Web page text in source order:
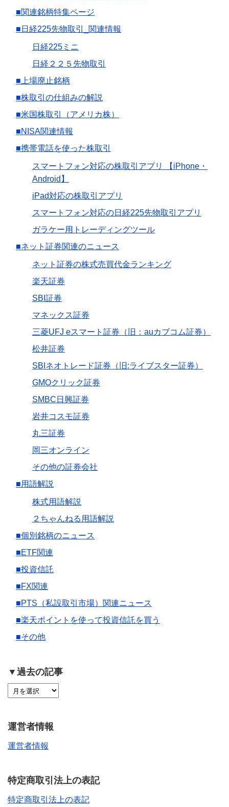
■関連銘柄特集ページ
■日経225先物取引_関連情報
日経225ミニ
日経２２５先物取引
■上場廃止銘柄
■株取引の仕組みの解説
■米国株取引（アメリカ株）
■NISA関連情報
■携帯電話を使った株取引
スマートフォン対応の株取引アプリ 【iPhone・
Android】
iPad対応の株取引アプリ
スマートフォン対応の日経225先物取引アプリ
ガラケー用トレーディングツール
■ネット証券関連のニュース
ネット証券の株式売買代金ランキング
楽天証券
SBI証券
マネックス証券
三菱UFJ eスマート証券（旧：auカブコム証券）
松井証券
SBIネオトレード証券（旧:ライブスター証券）
GMOクリック証券
SMBC日興証券
岩井コスモ証券
丸三証券
岡三オンライン
その他の証券会社
■用語解説
株式用語解説
２ちゃんねる用語解説
■個別銘柄のニュース
■ETF関連
■投資信託
■FX関連
■PTS（私設取引市場）関連ニュース
■楽天ポイントを使って投資信託を買う
■その他
▼過去の記事
運営者情報
運営者情報
特定商取引法上の表記
特定商取引法上の表記